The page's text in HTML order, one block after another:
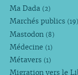
Ma Dada (2)
Marchés publics (19)
Mastodon (8)
Médecine (1)
Métavers (1)
Migration vers le